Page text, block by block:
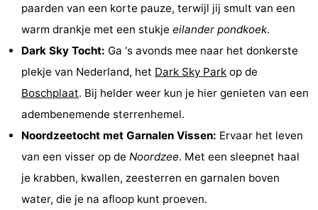
Vakantiehuizen
De
Riesen
Elements
Schuttersbos
-
Tjermelân
Last
minutes
Strand
paarden van een korte pauze, terwijl jij smult van een
warm drankje met een stukje eilander pondkoek.
Dark Sky Tocht: Ga ‘s avonds mee naar het donkerste
plekje van Nederland, het Dark Sky Park op de
Boschplaat. Bij helder weer kun je hier genieten van een
adembenemende sterrenhemel.
Noordzeetocht met Garnalen Vissen: Ervaar het leven
van een visser op de Noordzee. Met een sleepnet haal
je krabben, kwallen, zeesterren en garnalen boven
water, die je na afloop kunt proeven.